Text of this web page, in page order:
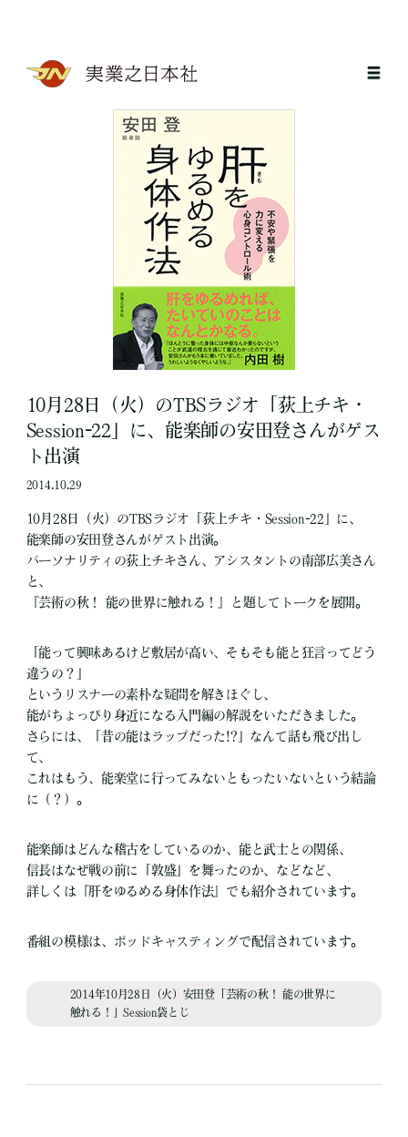
10月28日（火）のTBSラジオ「荻上チキ・
Session-22」に、能楽師の安田登さんがゲス
ト出演
2014.10.29
10月28日（火）のTBSラジオ「荻上チキ・Session-22」に、
能楽師の安田登さんがゲスト出演。
パーソナリティの荻上チキさん、アシスタントの南部広美さん
と、
『芸術の秋！ 能の世界に触れる！』と題してトークを展開。
「能って興味あるけど敷居が高い、そもそも能と狂言ってどう
違うの？」
というリスナーの素朴な疑問を解きほぐし、
能がちょっぴり身近になる入門編の解説をいただきました。
さらには、「昔の能はラップだった!?」なんて話も飛び出し
て、
これはもう、能楽堂に行ってみないともったいないという結論
に（？）。
能楽師はどんな稽古をしているのか、能と武士との関係、
信長はなぜ戦の前に「敦盛」を舞ったのか、などなど、
詳しくは『肝をゆるめる身体作法』でも紹介されています。
番組の模様は、ポッドキャスティングで配信されています。
2014年10月28日（火）安田登「芸術の秋！ 能の世界に
触れる！」Session袋とじ